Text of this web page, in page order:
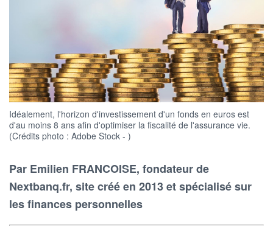
Idéalement, l'horizon d'investissement d'un fonds en euros est
d'au moins 8 ans afin d'optimiser la fiscalité de l'assurance vie.
(Crédits photo : Adobe Stock - )
Par Emilien FRANCOISE, fondateur de
Nextbanq.fr, site créé en 2013 et spécialisé sur
les finances personnelles